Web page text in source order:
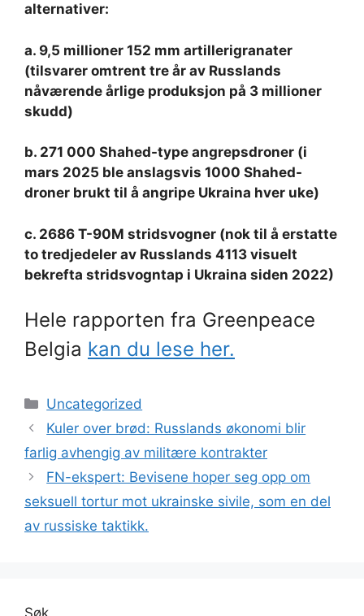
alternativer:
a. 9,5 millioner 152 mm artillerigranater
(tilsvarer omtrent tre år av Russlands
nåværende årlige produksjon på 3 millioner
skudd)
b. 271 000 Shahed-type angrepsdroner (i
mars 2025 ble anslagsvis 1000 Shahed-
droner brukt til å angripe Ukraina hver uke)
c. 2686 T-90M stridsvogner (nok til å erstatte
to tredjedeler av Russlands 4113 visuelt
bekrefta stridsvogntap i Ukraina siden 2022)
Hele rapporten fra Greenpeace
Belgia kan du lese her.
Kategorier
Uncategorized
Kuler over brød: Russlands økonomi blir
farlig avhengig av militære kontrakter
FN-ekspert: Bevisene hoper seg opp om
seksuell tortur mot ukrainske sivile, som en del
av russiske taktikk.